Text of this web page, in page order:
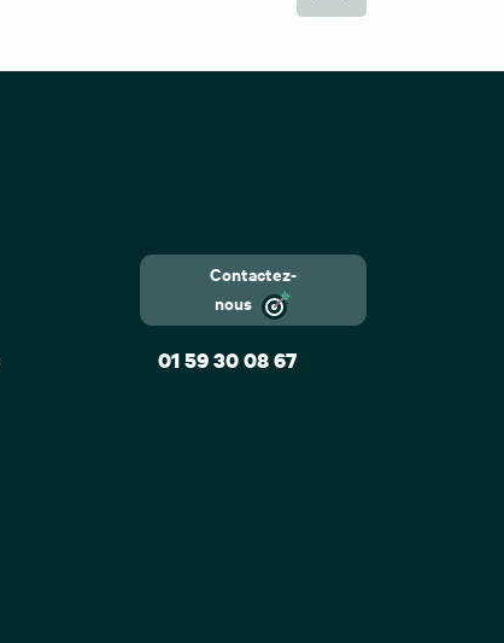
Contactez-
nous
01 59 30 08 67